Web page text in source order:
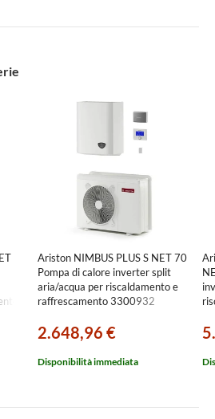
-
Ariston NIMBUS PLUS S NET 70
Pompa di calore inverter split
aria/acqua per riscaldamento e
raffrescamento 3300932
2.648,96 €
Disponibilità immediata